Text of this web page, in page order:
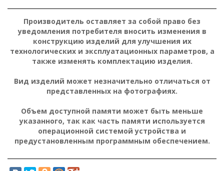
Производитель оставляет за собой право без
уведомления потребителя вносить изменения в
конструкцию изделий для улучшения их
технологических и эксплуатационных параметров, а
также изменять комплектацию изделия.
Вид изделий может незначительно отличаться от
представленных на фотографиях.
Объем доступной памяти может быть меньше
указанного, так как часть памяти используется
операционной системой устройства и
предустановленным программным обеспечением.